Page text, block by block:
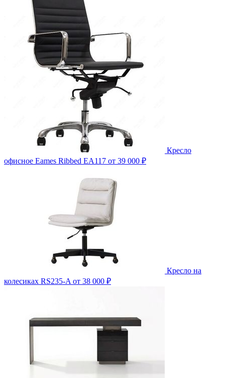
Кресло
офисное Eames Ribbed EA117 от 39 000 ₽
Кресло на
колесиках RS235-A от 38 000 ₽